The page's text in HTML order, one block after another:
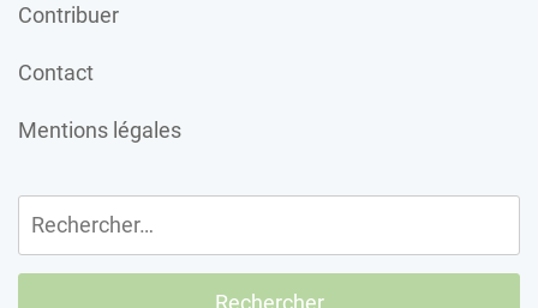
Contribuer
Contact
Mentions légales
Rechercher :